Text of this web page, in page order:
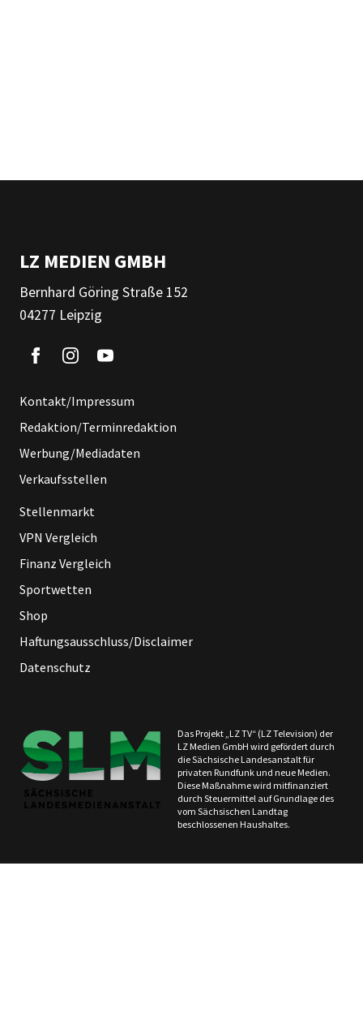
LZ MEDIEN GMBH
Bernhard Göring Straße 152
04277 Leipzig
Kontakt/Impressum
Redaktion/Terminredaktion
Werbung/Mediadaten
Verkaufsstellen
Stellenmarkt
VPN Vergleich
Finanz Vergleich
Sportwetten
Shop
Haftungsausschluss/Disclaimer
Datenschutz
Das Projekt „LZ TV“ (LZ Television) der
LZ Medien GmbH wird gefördert durch
die Sächsische Landesanstalt für
privaten Rundfunk und neue Medien.
Diese Maßnahme wird mitfinanziert
durch Steuermittel auf Grundlage des
vom Sächsischen Landtag
beschlossenen Haushaltes.